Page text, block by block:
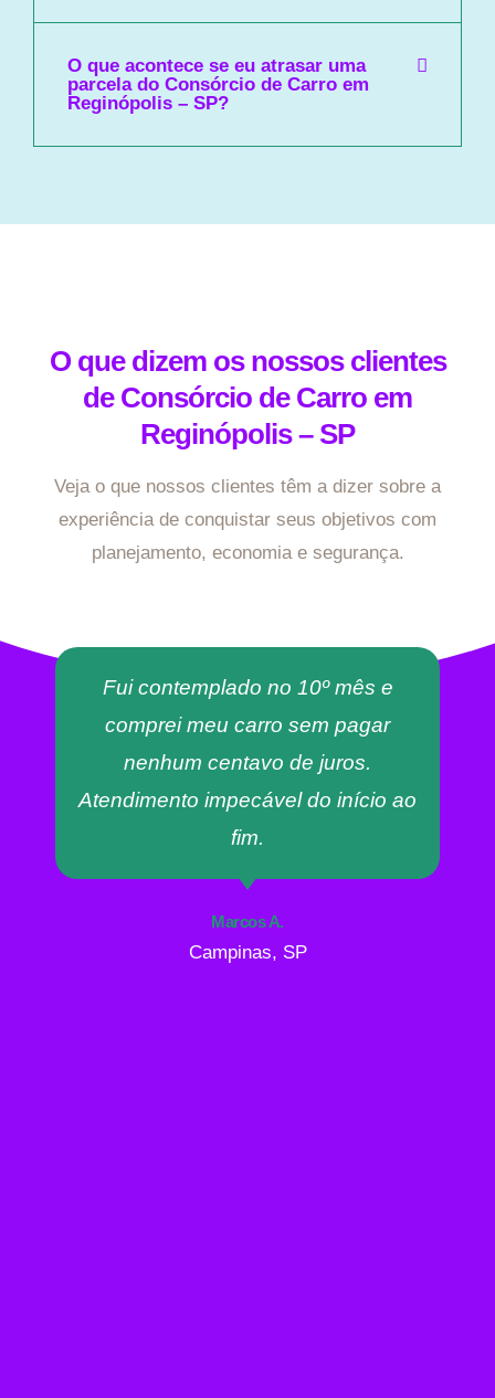
O que acontece se eu atrasar uma
parcela do Consórcio de Carro em
Reginópolis – SP?
O que dizem os nossos clientes
de Consórcio de Carro em
Reginópolis – SP
Veja o que nossos clientes têm a dizer sobre a
experiência de conquistar seus objetivos com
planejamento, economia e segurança.
Fui contemplado no 10º mês e
comprei meu carro sem pagar
nenhum centavo de juros.
Atendimento impecável do início ao
fim.
Marcos A.
Campinas, SP